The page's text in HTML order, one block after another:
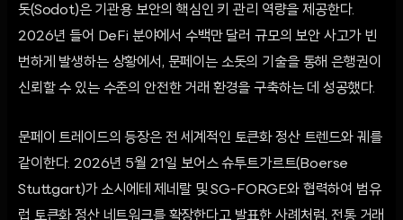
돗(Sodot)은 기관용 보안의 핵심인 키 관리 역량을 제공한다.
2026년 들어 DeFi 분야에서 수백만 달러 규모의 보안 사고가 빈
번하게 발생하는 상황에서, 문페이는 소돗의 기술을 통해 은행권이
신뢰할 수 있는 수준의 안전한 거래 환경을 구축하는 데 성공했다.
문페이 트레이드의 등장은 전 세계적인 토큰화 정산 트렌드와 궤를
같이한다. 2026년 5월 21일 보어스 슈투트가르트(Boerse
Stuttgart)가 소시에테 제네랄 및 SG-FORGE와 협력하여 범유
럽 토큰화 정산 네트워크를 확장한다고 발표한 사례처럼, 전통 거래